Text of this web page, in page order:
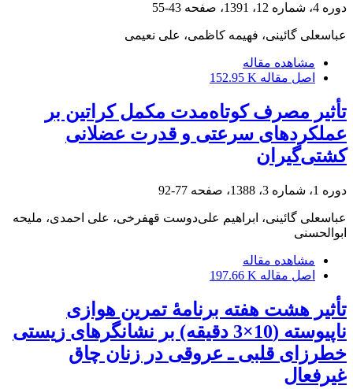
دوره 4، شماره 12، 1391، صفحه 43-55
عباسعلی گائینی، فهیمه کاظمی، علی نعیمی
مشاهده مقاله
اصل مقاله 152.95 K
تأثیر مصرف کوتاه‌مدت مکمل کراتین بر
عملکردهای سرعتی و قدرت عضلانی
کشتی‌گیران
دوره 1، شماره 3، 1388، صفحه 77-92
عباسعلی گائینی، ابراهیم علی‌دوست قهفرخی، علی احمدی، ملیحه
ابوالحسنی
مشاهده مقاله
اصل مقاله 197.66 K
تأثیر هشت هفته برنامۀ تمرین هوازی
ناپیوسته (10×3 دقیقه) بر نشانگرهای زیستی
خطرزای قلبی ـ عروقی در زنان چاق
غیرفعال